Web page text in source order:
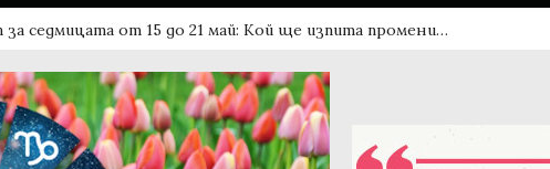
за седмицата от 15 до 21 май: Кой ще изпита промени…